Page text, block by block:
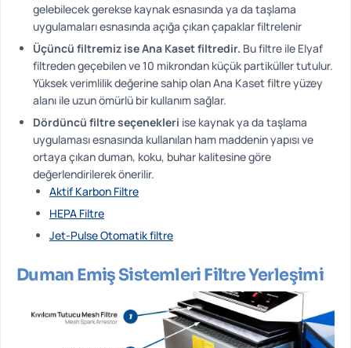
gelebilecek gerekse kaynak esnasında ya da taşlama
uygulamaları esnasında açığa çıkan çapaklar filtrelenir
Üçüncü filtremiz ise Ana Kaset filtredir. Bu filtre ile Elyaf
filtreden geçebilen ve 10 mikrondan küçük partiküller tutulur.
Yüksek verimlilik değerine sahip olan Ana Kaset filtre yüzey
alanı ile uzun ömürlü bir kullanım sağlar.
Dördüncü filtre seçenekleri ise kaynak ya da taşlama
uygulaması esnasında kullanılan ham maddenin yapısı ve
ortaya çıkan duman, koku, buhar kalitesine göre
değerlendirilerek önerilir.
Aktif Karbon Filtre
HEPA Filtre
Jet-Pulse Otomatik filtre
Duman Emiş Sistemleri Filtre Yerleşimi